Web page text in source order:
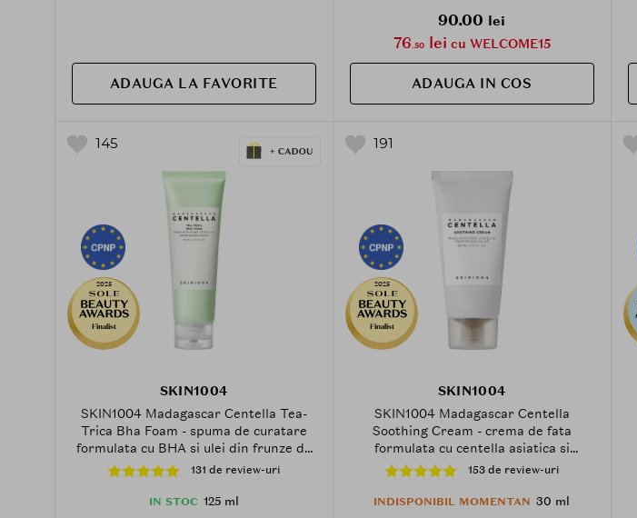
ADAUGA LA FAVORITE
90.00 lei
76.50lei cu WELCOME15
ADAUGA IN COS
145
2025
Finalist
SKIN1004
SKIN1004 Madagascar Centella Tea-
Trica Bha Foam - spuma de curatare
formulata cu BHA si ulei din frunze de
arbore de ceai, care contribuie la
ingrijirea pielii cu tendinta acneica, a
acneei, punctelor negre, cosurilor,
131 de review-uri
IN STOC 125 ml
191
2025
Finalist
SKIN1004
SKIN1004 Madagascar Centella
Soothing Cream - crema de fata
formulata cu centella asiatica si
ceramide, care contribuie la hidratarea
pielii si la metinerea confortului
cutanat - 30 ml
153 de review-uri
INDISPONIBIL MOMENTAN 30 ml